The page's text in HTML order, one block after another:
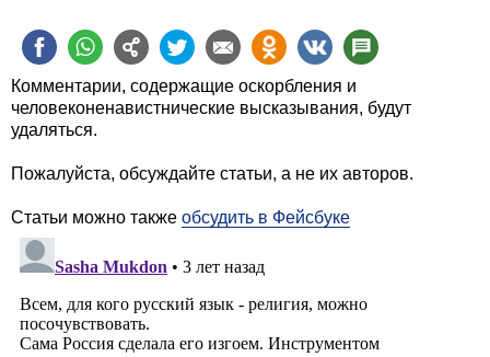
Комментарии, содержащие оскорбления и
человеконенавистнические высказывания, будут
удаляться.
Пожалуйста, обсуждайте статьи, а не их авторов.
Статьи можно также обсудить в Фейсбуке